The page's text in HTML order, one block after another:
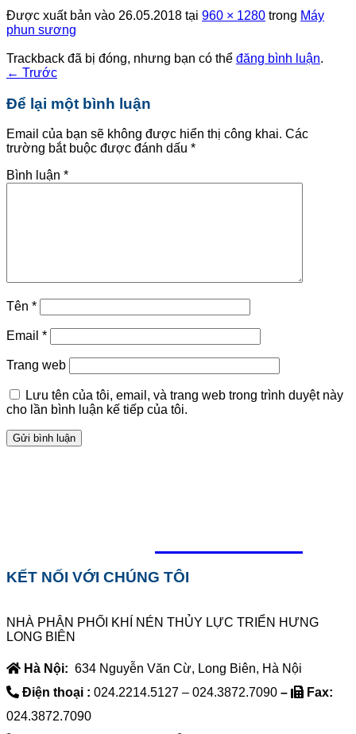
Được xuất bản vào 26.05.2018 tại 960 × 1280 trong Máy
phun sương
Trackback đã bị đóng, nhưng bạn có thể đăng bình luận.
← Trước
Để lại một bình luận
Email của bạn sẽ không được hiển thị công khai. Các
trường bắt buộc được đánh dấu *
Bình luận *
Tên *
Email *
Trang web
Lưu tên của tôi, email, và trang web trong trình duyệt này
cho lần bình luận kế tiếp của tôi.
KẾT NỐI VỚI CHÚNG TÔI
NHÀ PHÂN PHỐI KHÍ NÉN THỦY LỰC TRIỂN HƯNG
LONG BIÊN
Hà Nội: 634 Nguyễn Văn Cừ, Long Biên, Hà Nội
Điện thoại : 024.2214.5127 – 024.3872.7090 –
Fax:
024.3872.7090